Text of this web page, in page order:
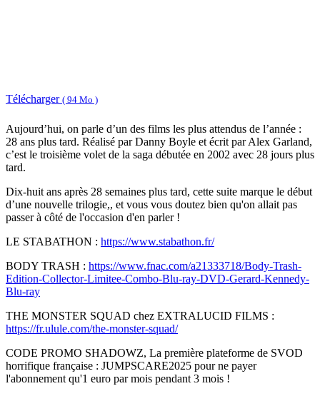
Télécharger ( 94 Mo )
Aujourd’hui, on parle d’un des films les plus attendus de l’année :
28 ans plus tard. Réalisé par Danny Boyle et écrit par Alex Garland,
c’est le troisième volet de la saga débutée en 2002 avec 28 jours plus
tard.
Dix-huit ans après 28 semaines plus tard, cette suite marque le début
d’une nouvelle trilogie,, et vous vous doutez bien qu'on allait pas
passer à côté de l'occasion d'en parler !
LE STABATHON : https://www.stabathon.fr/
BODY TRASH : https://www.fnac.com/a21333718/Body-Trash-
Edition-Collector-Limitee-Combo-Blu-ray-DVD-Gerard-Kennedy-
Blu-ray
THE MONSTER SQUAD chez EXTRALUCID FILMS :
https://fr.ulule.com/the-monster-squad/
CODE PROMO SHADOWZ, La première plateforme de SVOD
horrifique française : JUMPSCARE2025 pour ne payer
l'abonnement qu'1 euro par mois pendant 3 mois !